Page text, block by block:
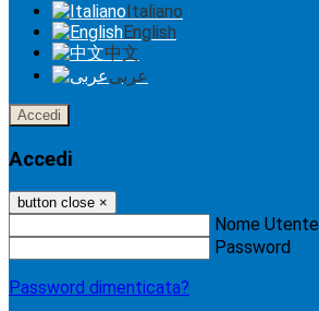
Italiano
English
中文
عربى
Accedi
Accedi
button close ×
Nome Utente
Password
Password dimenticata?